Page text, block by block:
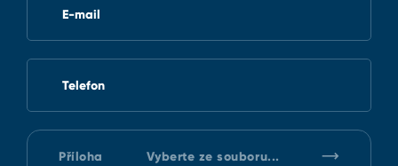
E-mail
Telefon
Příloha Vyberte ze souboru...